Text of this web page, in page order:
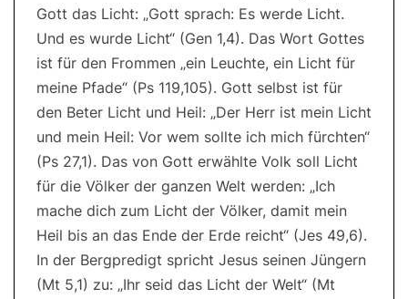
Gott das Licht: „Gott sprach: Es werde Licht.
Und es wurde Licht“ (Gen 1,4). Das Wort Gottes
ist für den Frommen „ein Leuchte, ein Licht für
meine Pfade“ (Ps 119,105). Gott selbst ist für
den Beter Licht und Heil: „Der Herr ist mein Licht
und mein Heil: Vor wem sollte ich mich fürchten“
(Ps 27,1). Das von Gott erwählte Volk soll Licht
für die Völker der ganzen Welt werden: „Ich
mache dich zum Licht der Völker, damit mein
Heil bis an das Ende der Erde reicht“ (Jes 49,6).
In der Bergpredigt spricht Jesus seinen Jüngern
(Mt 5,1) zu: „Ihr seid das Licht der Welt“ (Mt